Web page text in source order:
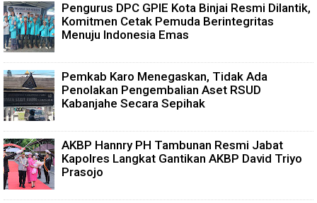
Pengurus DPC GPIE Kota Binjai Resmi Dilantik,
Komitmen Cetak Pemuda Berintegritas
Menuju Indonesia Emas
Pemkab Karo Menegaskan, Tidak Ada
Penolakan Pengembalian Aset RSUD
Kabanjahe Secara Sepihak
AKBP Hannry PH Tambunan Resmi Jabat
Kapolres Langkat Gantikan AKBP David Triyo
Prasojo